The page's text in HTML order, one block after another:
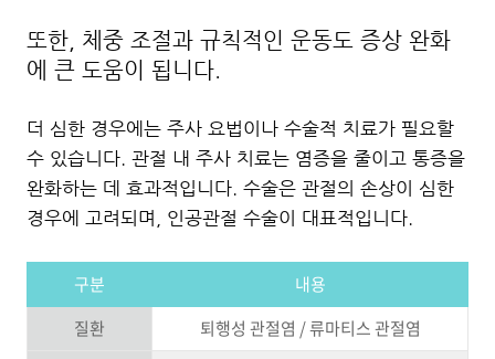
또한, 체중 조절과 규칙적인 운동도 증상 완화
에 큰 도움이 됩니다.
더 심한 경우에는 주사 요법이나 수술적 치료가 필요할
수 있습니다. 관절 내 주사 치료는 염증을 줄이고 통증을
완화하는 데 효과적입니다. 수술은 관절의 손상이 심한
경우에 고려되며, 인공관절 수술이 대표적입니다.
구분
내용
질환
퇴행성 관절염 / 류마티스 관절염